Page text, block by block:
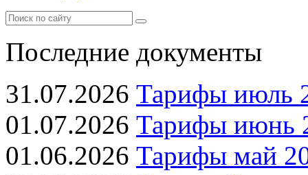
Последние документы
31.07.2026 Тарифы июль
01.07.2026 Тарифы июнь
01.06.2026 Тарифы май